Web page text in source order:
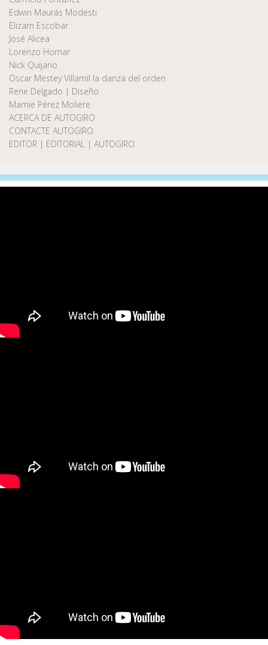
Edwin Maurás Modesti
Elizam Escobar
José Alicea
Lorenzo Homar
Nick Quijano
Oscar Mestey Villamil la danza del orden
Rene Delgado | Diseño
Marnie Pérez Moliere
ACERCA DE AUTOGIRO
CONTACTE AUTOGIRO
EDITOR | EDITORIAL | AUTOGIRO